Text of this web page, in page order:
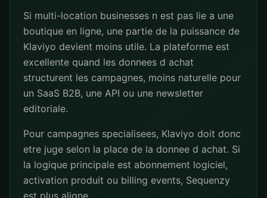
Si multi-location businesses n est pas lie a une
boutique en ligne, une partie de la puissance de
Klaviyo devient moins utile. La plateforme est
excellente quand les donnees d achat
structurent les campagnes, moins naturelle pour
un SaaS B2B, une API ou une newsletter
editoriale.
Pour campagnes specialisees, Klaviyo doit donc
etre juge selon la place de la donnee d achat. Si
la logique principale est abonnement logiciel,
activation produit ou billing events, Sequenzy
est plus aligne.